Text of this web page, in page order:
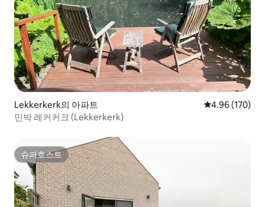
Lekkerkerk의 아파트 평점 4.96점(5
4.96 (170)
민박 레커커크 (Lekkerkerk)
슈퍼호스트
슈퍼호스트